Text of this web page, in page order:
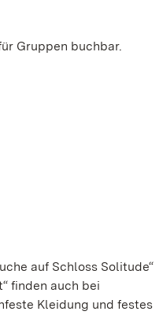
Gruppen buchbar.
auf Schloss Solitude“
finden auch bei
Kleidung und festes